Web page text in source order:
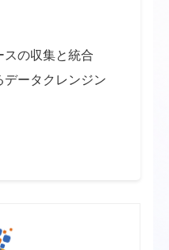
の収集と統合
ータクレンジン